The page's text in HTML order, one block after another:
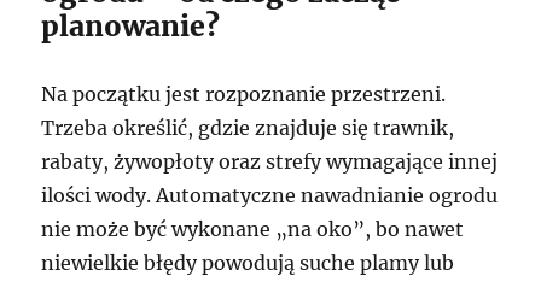
planowanie?
Na początku jest rozpoznanie przestrzeni.
Trzeba określić, gdzie znajduje się trawnik,
rabaty, żywopłoty oraz strefy wymagające innej
ilości wody. Automatyczne nawadnianie ogrodu
nie może być wykonane „na oko”, bo nawet
niewielkie błędy powodują suche plamy lub